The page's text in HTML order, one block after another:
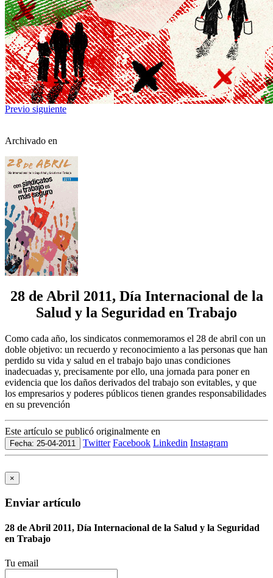
Previo siguiente
Archivado en
28 de Abril 2011, Día Internacional de la
Salud y la Seguridad en Trabajo
Como cada año, los sindicatos conmemoramos el 28 de abril con un
doble objetivo: un recuerdo y reconocimiento a las personas que han
perdido su vida y salud en el trabajo bajo unas condiciones
inadecuadas y, precisamente por ello, una jornada para poner en
evidencia que los daños derivados del trabajo son evitables, y que
los empresarios y poderes públicos tienen grandes responsabilidades
en su prevención
Este artículo se publicó originalmente en
Fecha: 25-04-2011 Twitter Facebook Linkedin Instagram
×
Enviar artículo
28 de Abril 2011, Día Internacional de la Salud y la Seguridad
en Trabajo
Tu email